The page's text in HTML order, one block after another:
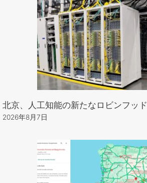
北京、人工知能の新たなロビンフッド
2026年8月7日